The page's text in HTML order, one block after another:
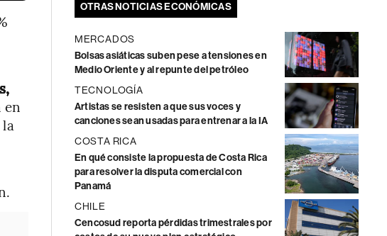
en
OTRAS NOTICIAS ECONÓMICAS
MERCADOS
Bolsas asiáticas suben pese a tensiones en
Medio Oriente y al repunte del petróleo
TECNOLOGÍA
Artistas se resisten a que sus voces y
canciones sean usadas para entrenar a la IA
COSTA RICA
En qué consiste la propuesta de Costa Rica
para resolver la disputa comercial con
Panamá
CHILE
Cencosud reporta pérdidas trimestrales por